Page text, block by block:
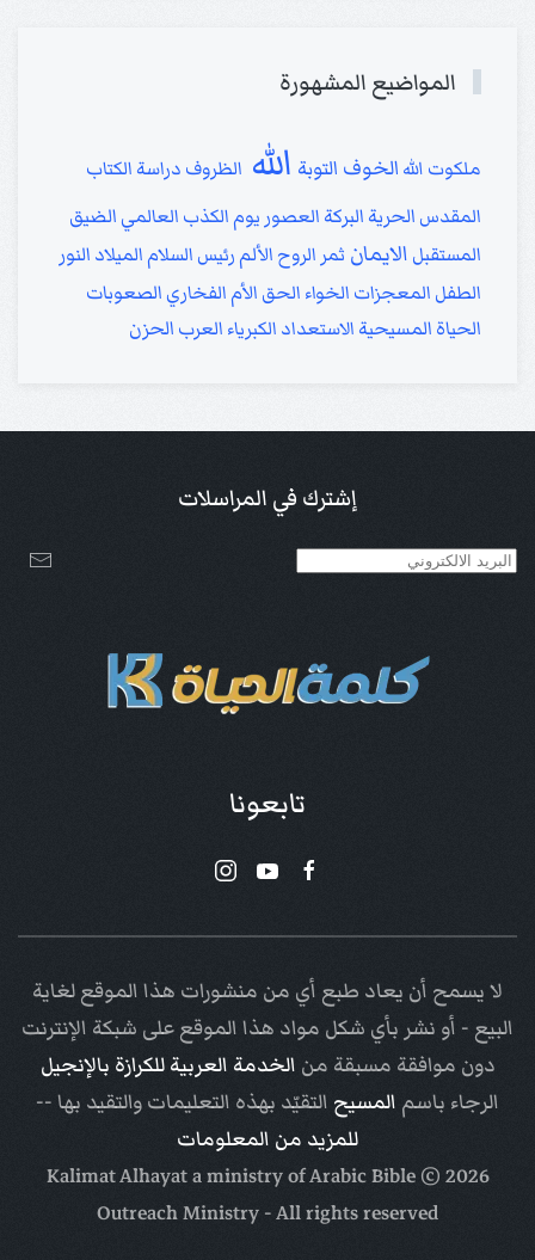
المواضيع المشهورة
ملكوت الله الخوف التوبة الله الظروف دراسة الكتاب
المقدس الحرية البركة العصور يوم الكذب العالمي الضيق
المستقبل الايمان ثمر الروح الألم رئيس السلام الميلاد النور
الطفل المعجزات الخواء الحق الأم الفخاري الصعوبات
الحياة المسيحية الاستعداد الكبرياء العرب الحزن
إشترك في المراسلات
تابعونا
لا يسمح أن يعاد طبع أي من منشورات هذا الموقع لغاية
البيع - أو نشر بأي شكل مواد هذا الموقع على شبكة الإنترنت
دون موافقة مسبقة من الخدمة العربية للكرازة بالإنجيل
الرجاء باسم المسيح التقيّد بهذه التعليمات والتقيد بها --
للمزيد من المعلومات
2026
© Kalimat Alhayat a ministry of
Arabic Bible
Outreach Ministry- All rights reserved